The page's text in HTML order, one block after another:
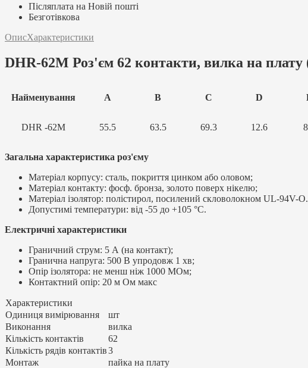
Післяплата на Новій пошті
Безготівкова
ОписХарактеристики
DHR-62М Роз'єм 62 контакти, вилка на плату
Найменування A B C D
DHR -62M 55.5 63.5 69.3 12.6
Загальна характеристика роз'єму
Матеріал корпусу: сталь, покриття цинком або оловом;
Матеріал контакту: фосф. бронза, золото поверх нікелю;
Матеріал ізолятор: полістирол, посилений скловолокном UL-94V-O.
Допустимі температури: від -55 до +105 °C.
Електричні характеристики
Граничний струм: 5 А (на контакт);
Гранична напруга: 500 В упродовж 1 хв;
Опір ізолятора: не менш ніж 1000 МОм;
Контактний опір: 20 м Ом макс
Характеристики
Одиниця вимірювання
шт
Виконання
вилка
Кількість контактів
62
Кількість рядів контактів3
Монтаж
пайка на плату